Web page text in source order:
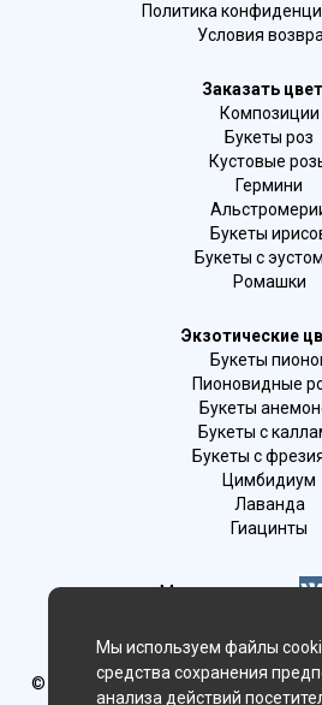
Политика
Условия
Заказать
Композиции
Букеты роз
Кустовые
Гермини
Букеты
Букеты с
Ромашки
Экзотические
Букеты
Пионовидные
Букеты
Букеты с
Букеты с
Цимбидиум
Лаванда
Гиацинты
Мы в соц. сетях:
Владивосток
© Delaflor - доставка цветов, 2012-
Мы используем файлы
средства сохранения
анализа действий